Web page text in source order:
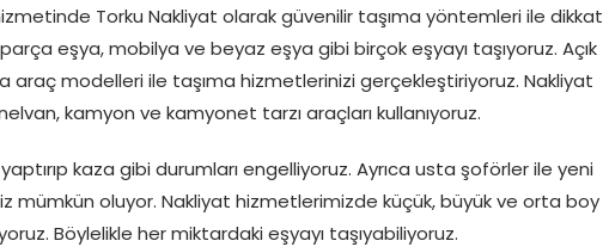
Torku Nakliyat olarak güvenilir taşıma yöntemleri ile dikkat
eşya, mobilya ve beyaz eşya gibi birçok eşyayı taşıyoruz. Açık
araç modelleri ile taşıma hizmetlerinizi gerçekleştiriyoruz. Nakliyat
kamyon ve kamyonet tarzı araçları kullanıyoruz.
yaptırıp kaza gibi durumları engelliyoruz. Ayrıca usta şoförler ile yeni
mümkün oluyor. Nakliyat hizmetlerimizde küçük, büyük ve orta boy
Böylelikle her miktardaki eşyayı taşıyabiliyoruz.